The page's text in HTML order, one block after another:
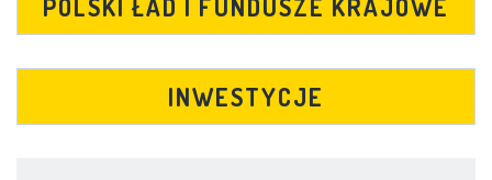
POLSKI ŁAD I FUNDUSZE KRAJOWE
INWESTYCJE